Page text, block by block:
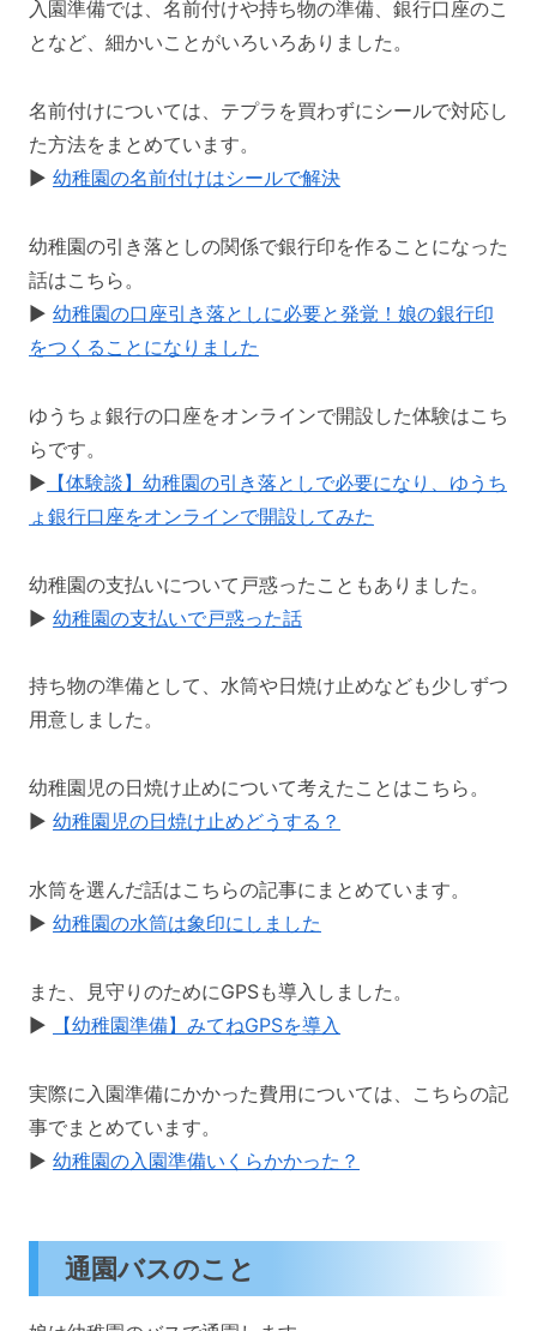
入園準備では、名前付けや持ち物の準備、銀行口座のこ
となど、細かいことがいろいろありました。
名前付けについては、テプラを買わずにシールで対応し
た方法をまとめています。
▶️ 幼稚園の名前付けはシールで解決
幼稚園の引き落としの関係で銀行印を作ることになった
話はこちら。
▶️ 幼稚園の口座引き落としに必要と発覚！娘の銀行印
をつくることになりました
ゆうちょ銀行の口座をオンラインで開設した体験はこち
らです。
▶️ 【体験談】幼稚園の引き落としで必要になり、ゆうち
ょ銀行口座をオンラインで開設してみた
幼稚園の支払いについて戸惑ったこともありました。
▶️ 幼稚園の支払いで戸惑った話
持ち物の準備として、水筒や日焼け止めなども少しずつ
用意しました。
幼稚園児の日焼け止めについて考えたことはこちら。
▶️ 幼稚園児の日焼け止めどうする？
水筒を選んだ話はこちらの記事にまとめています。
▶️ 幼稚園の水筒は象印にしました
また、見守りのためにGPSも導入しました。
▶️
【幼稚園準備】みてねGPSを導入
実際に入園準備にかかった費用については、こちらの記
事でまとめています。
▶️ 幼稚園の入園準備いくらかかった？
通園バスのこと